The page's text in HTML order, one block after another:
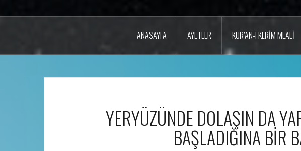
ANASAYFA AYETLER KUR’AN-I KERIM MEALI
YERYÜZÜNDE DOLAŞIN DA
BAŞLADIĞINA BİR